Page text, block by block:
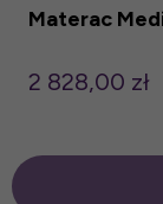
Materac
2 828,00 zł